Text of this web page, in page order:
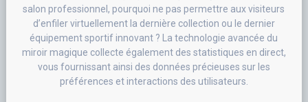
salon professionnel, pourquoi ne pas permettre aux visiteurs
d’enfiler virtuellement la dernière collection ou le dernier
équipement sportif innovant ? La technologie avancée du
miroir magique collecte également des statistiques en direct,
vous fournissant ainsi des données précieuses sur les
préférences et interactions des utilisateurs.